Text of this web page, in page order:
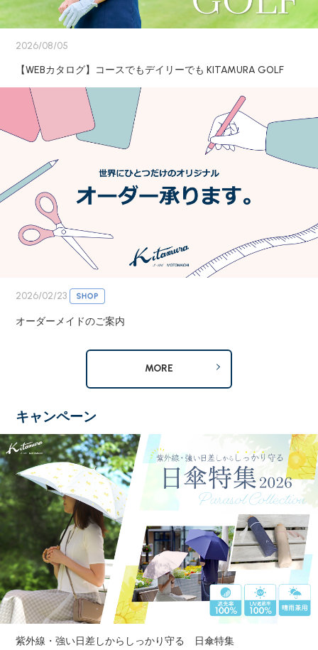
2026/08/05
【WEBカタログ】コースでもデイリーでも KITAMURA GOLF
2026/02/23
オーダーメイドのご案内
MORE
キャンペーン
紫外線・強い日差しからしっかり守る 日傘特集